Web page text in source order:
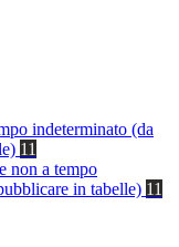
indeterminato (da
11
non a tempo
in tabelle) 11